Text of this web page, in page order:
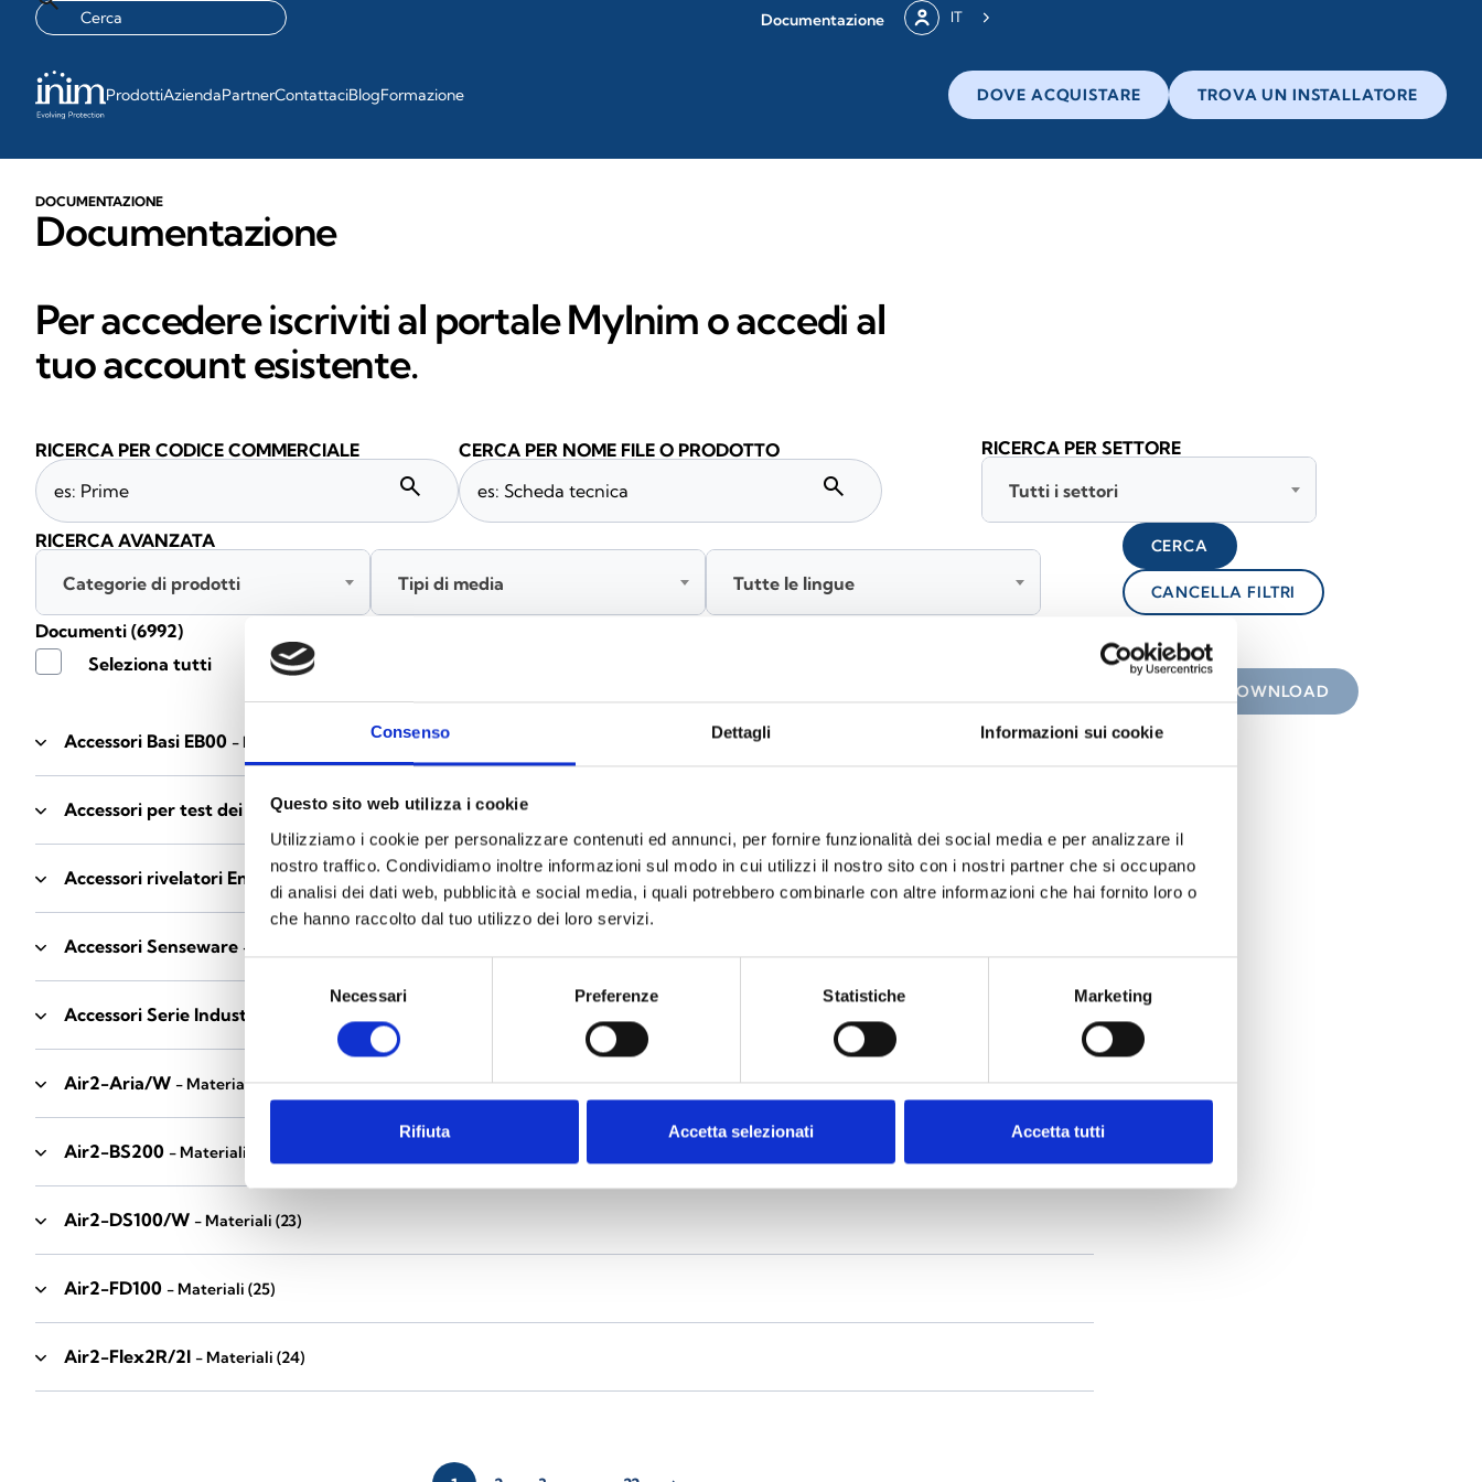
Consenso Dettagli Informazioni sui cookie
Questo sito web utilizza i cookie
Utilizziamo i cookie per personalizzare contenuti ed annunci, per fornire funzionalità dei social media e per analizzare il
nostro traffico. Condividiamo inoltre informazioni sul modo in cui utilizzi il nostro sito con i nostri partner che si occupano
di analisi dei dati web, pubblicità e social media, i quali potrebbero combinarle con altre informazioni che hai fornito loro o
che hanno raccolto dal tuo utilizzo dei loro servizi.
consenso
Necessari Preferenze Statistiche Marketing
Rifiuta Accetta selezionati Accetta tutti
Documentazione IT
ProdottiAziendaPartnerContattaciBlogFormazione DOVE ACQUISTARE TROVA UN INSTALLATORE
DOCUMENTAZIONE
Documentazione
Per accedere iscriviti al portale MyInim o accedi al
tuo account esistente.
Accessori Basi EB00 - Materiali
Accessori per test dei rivelatori - Materiali(6)
Accessori rivelatori Enea - Materiali(35)
Accessori Senseware - Materiali
Accessori Serie Industrial
Air2-Aria/W - Materiali(23)
Air2-BS200 - Materiali
Air2-DS100/W - Materiali (23)
Air2-FD100 - Materiali (25)
Air2-Flex2R/2I - Materiali (24)
Documenti (6992)
Seleziona tutti
DOWNLOAD
RICERCA PER CODICE COMMERCIALE
search
CERCA PER NOME FILE O PRODOTTO
search
RICERCA PER SETTORE
Tutti i settori
RICERCA AVANZATA
Categorie di prodotti
Tipi di media Tutte le lingue
CERCA
CANCELLA FILTRI